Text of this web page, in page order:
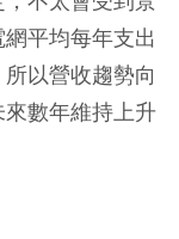
平均每年支出
以營收趨勢向
數年維持上升